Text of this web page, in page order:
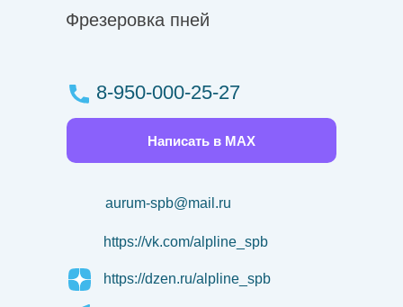
Фрезеровка пней
8-950-000-25-27
Написать в MAX
aurum-spb@mail.ru
https://vk.com/alpline_spb
https://dzen.ru/alpline_spb